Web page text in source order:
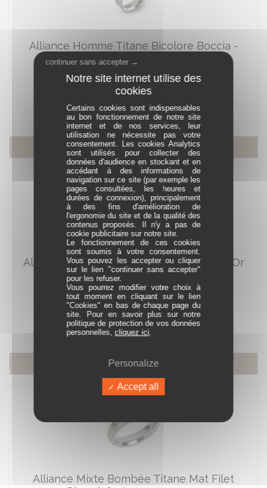
Alliance Homme Titane Bicolore Boccia -
0149-03
En stock
À partir de 69,00 €
En savoir plus
Alliance Homme Titane Mat Filet Plaqué Or
Jaune - 0101-03
Réf. 0101 03
Sur commande
À partir de 75,00 €
En savoir plus
Alliance Mixte Bombée Titane Mat Filet
Certains cookies sont indispensables
au bon fonctionnement de notre site
internet et de nos services, leur
utilisation ne nécessite pas votre
consentement. Les cookies Analytics
sont utilisés pour collecter des
données d'audience en stockant et en
accédant à des informations de
navigation sur ce site (par exemple les
pages consultées, les heures et
durées de connexion), principalement
à des fins d'amélioration de
l'ergonomie du site et de la qualité des
contenus proposés. Il n'y a pas de
cookie publicitaire sur notre site.
Le fonctionnement de ces cookies
sont soumis à votre consentement.
Vous pouvez les accepter ou cliquer
sur le lien "continuer sans accepter"
pour les refuser.
Vous pourrez modifier votre choix à
tout moment en cliquant sur le lien
"Cookies" en bas de chaque page du
site. Pour en savoir plus sur notre
politique de protection de vos données
personnelles,cliquez ici
Personalize
Accept all
continuer sans accepter →